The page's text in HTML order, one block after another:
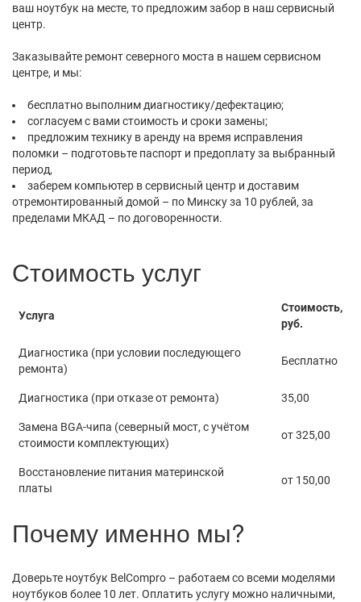
ваш ноутбук на месте, то предложим забор в наш сервисный
центр.
Заказывайте ремонт северного моста в нашем сервисном
центре, и мы:
бесплатно выполним диагностику/дефектацию;
согласуем с вами стоимость и сроки замены;
предложим технику в аренду на время исправления
поломки – подготовьте паспорт и предоплату за выбранный
период,
заберем компьютер в сервисный центр и доставим
отремонтированный домой – по Минску за 10 рублей, за
пределами МКАД – по договоренности.
Стоимость услуг
Услуга
Стоимость,
руб.
Диагностика (при условии последующего
ремонта)
Бесплатно
Диагностика (при отказе от ремонта) 35,00
Замена BGA-чипа (северный мост, с учётом
стоимости комплектующих)
от 325,00
Восстановление питания материнской
платы
от 150,00
Почему именно мы?
Доверьте ноутбук BelCompro – работаем со всеми моделями
ноутбуков более 10 лет. Оплатить услугу можно наличными,